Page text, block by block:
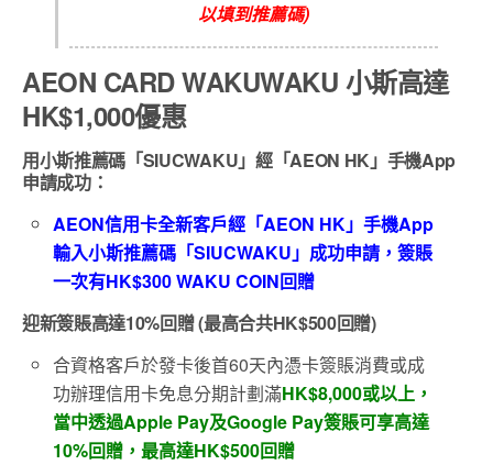
以填到推薦碼)
AEON CARD WAKUWAKU 小斯高達
HK$1,000優惠
用小斯推薦碼「SIUCWAKU」經「AEON HK」手機App
申請成功：
AEON信用卡全新客戶經「AEON HK」手機App
輸入小斯推薦碼「SIUCWAKU」成功申請，簽賬
一次有HK$300 WAKU COIN回贈
迎新簽賬高達10%回贈(最高合共HK$500回贈)
合資格客戶於發卡後首60天內憑卡簽賬消費或成
功辦理信用卡免息分期計劃滿HK$8,000或以上，
當中透過Apple Pay及Google Pay簽賬可享高達
10%回贈，最高達HK$500回贈